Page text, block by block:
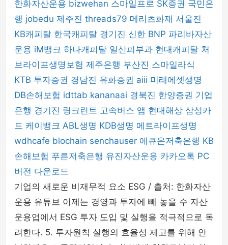
한화자산운용 bizwehan 스마일프로 SK증권 국민은
행 jobedu 제주진 threads79 메리츠화재 서울진
KB캐피탈 한국캐피탈 경기진 신한 BNP 파리바자산
운용 iM뱅크 하나캐피탈 일산피부과 현대캐피탈 처
브라이프생명보험 제주은행 부산진 스마일라식
KTB 투자증권 경남진 유화증권 aiii 미래에셋생명
DB손해보험 idttab kananaai 경북진 한양증권 기업
은행 경기진 링크란트 고속버스 앱 현대해상 삼성카
드 케이뱅크 ABL생명 KDB생명 메트라이프생명
wdhcafe blochain senchauser 애큐온저축은행 KB
손해보험 푸른저축은행 유진자산운용 카카오톡 PC
버전 다운로드
기업의 새로운 비재무적 요소 ESG / 출처: 한화자산
운용 유튜브 이제는 경영과 투자에 빼 놓을 수 자산
운용업에서 ESG 투자 도입 및 실행을 적극적으로 독
려한다. 5. 투자원칙 실행의 효율성 제고를 위해 안